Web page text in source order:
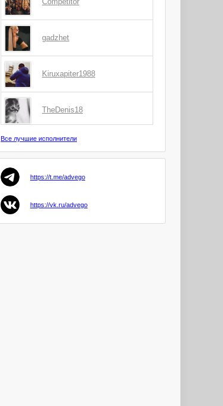
gadzhet
Kiruxapiter1988
TheDenis18
avesta88
Все лучшие исполнители
https://t.me/advego
https://vk.ru/advego